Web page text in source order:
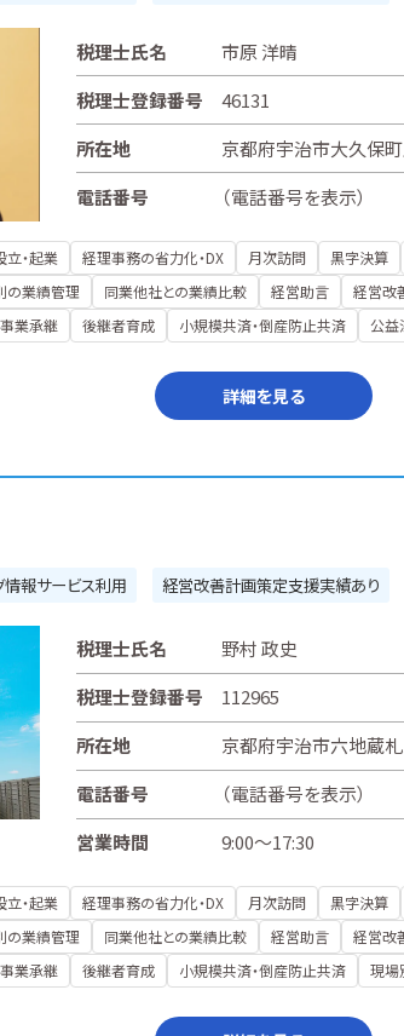
税理士氏名
市原 洋晴
税理士登録番号
46131
所在地
京都府宇治市大久保町
電話番号
（電話番号を表示）
立・起業 経理事務の省力化・DX 月次訪問 黒字決算
の業績管理
同業他社との業績比較 経営助言 経営改
事業承継
後継者育成 小規模共済・倒産防止共済 公益
詳細を見る
情報サービス利用 経営改善計画策定支援実績あり
税理士氏名
野村 政史
税理士登録番号
112965
所在地
京都府宇治市六地蔵札
電話番号
（電話番号を表示）
営業時間
9:00～17:30
立・起業 経理事務の省力化・DX 月次訪問 黒字決算
の業績管理
同業他社との業績比較 経営助言 経営改
事業承継
後継者育成 小規模共済・倒産防止共済 現場